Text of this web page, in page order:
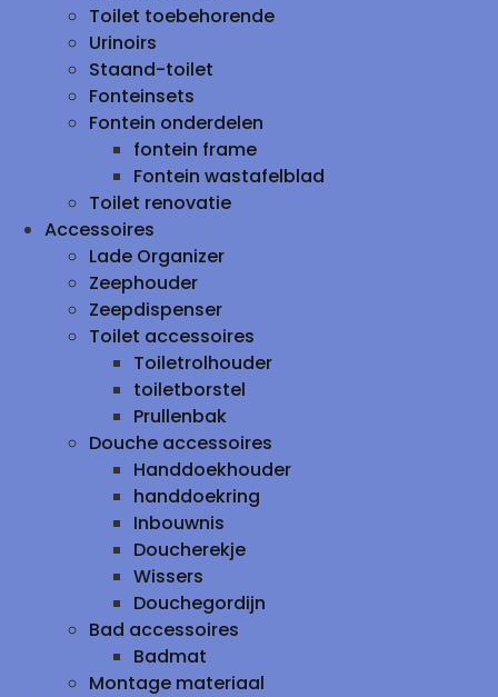
Toilet toebehorende
Urinoirs
Staand-toilet
Fonteinsets
Fontein onderdelen
fontein frame
Fontein wastafelblad
Toilet renovatie
Accessoires
Lade Organizer
Zeephouder
Zeepdispenser
Toilet accessoires
Toiletrolhouder
toiletborstel
Prullenbak
Douche accessoires
Handdoekhouder
handdoekring
Inbouwnis
Doucherekje
Wissers
Douchegordijn
Bad accessoires
Badmat
Montage materiaal